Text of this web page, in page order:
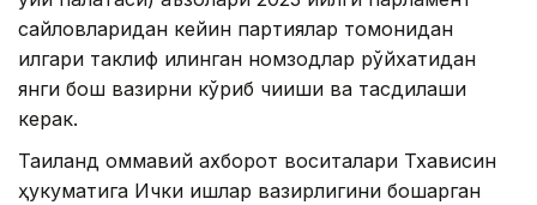
сайловларидан кейин партиялар томонидан
илгари таклиф қилинган номзодлар рўйхатидан
янги бош вазирни кўриб чиқиши ва тасдиқлаши
керак.
Таиланд оммавий ахборот воситалари Тхависин
ҳукуматига Ички ишлар вазирлигини бошқарган